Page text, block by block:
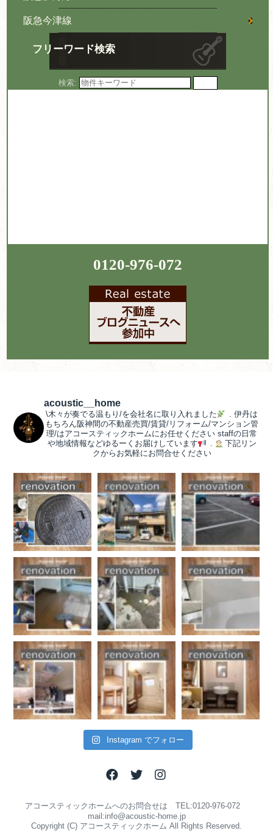
阪急今津線
フリーワード検索
検索:
0120-976-072
acoustic__home
\木々が奏でる温もり/を会社名に取り入れました . 伊丹は
もちろん阪神間の不動産売買/賃貸/リフォーム/マンション管
理/はアコースティックホームにお任せください staffの日常
や地域情報などゆるーくお届けしています
.
下記リン
クからお気軽にお問合せください
Instagram でフォロー
アコースティックホームへのお問合せは TEL:0120-976-072
mail:info@acoustic-home.jp
Copyright (C) アコースティックホーム All Rights Reserved.